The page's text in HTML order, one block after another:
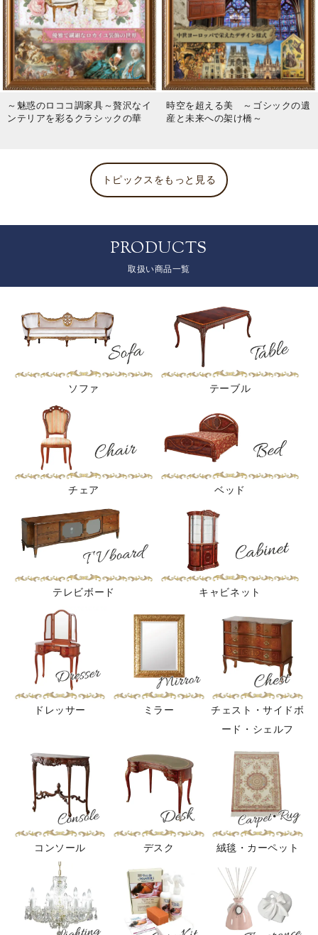
～魅惑のロココ調家具～贅沢なイ
ンテリアを彩るクラシックの華
時空を超える美 ～ゴシックの遺
産と未来への架け橋～
トピックスをもっと見る
PRODUCTS
取扱い商品一覧
ソファ テーブル
チェア ベッド
テレビボード キャビネット
ドレッサー ミラー
チェスト・サイドボ
ード・シェルフ
コンソール デスク 絨毯・カーペット